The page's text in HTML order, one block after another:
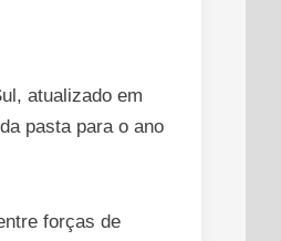
atualizado em
pasta para o ano
forças de